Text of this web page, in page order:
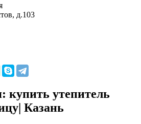
д.103
купить утепитель
Казань